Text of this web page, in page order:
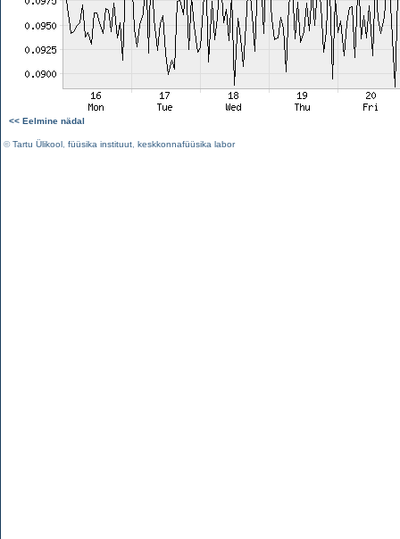
<< Eelmine nädal
©Tartu Ülikool füüsika instituut keskkonnafüüsika labor